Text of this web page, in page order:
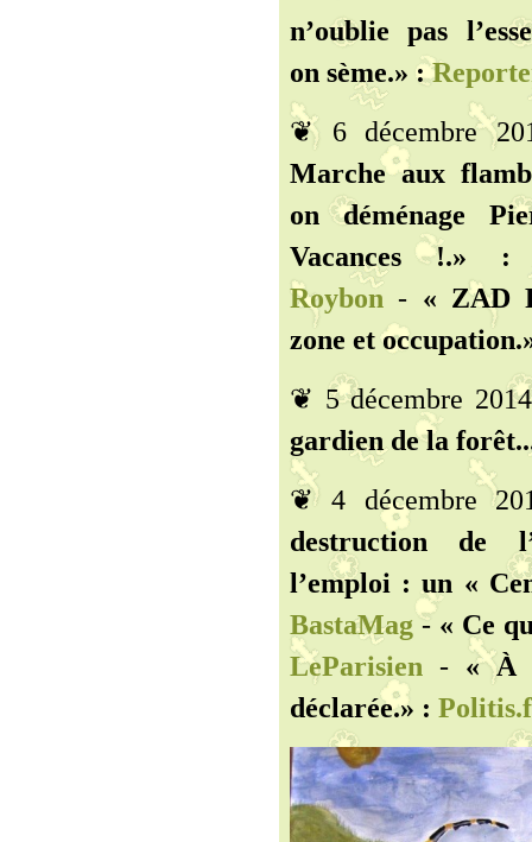
n’oublie pas
on sème.» :
❦ 6 décembre
Marche aux
on déménage
Vacances !.» :
Roybon - « ZAD
zone et
❦ 5 décembre
gardien de la
❦ 4 décembre
destruction de
l’emploi : un «
BastaMag- « Ce
LeParisien - « À
déclarée.» :